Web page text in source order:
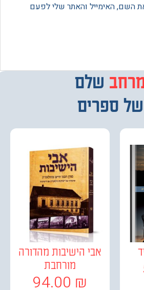
והאתר שלי לפעם
שלם
אבי הישיבות מהדורה
מורחבת
94.00